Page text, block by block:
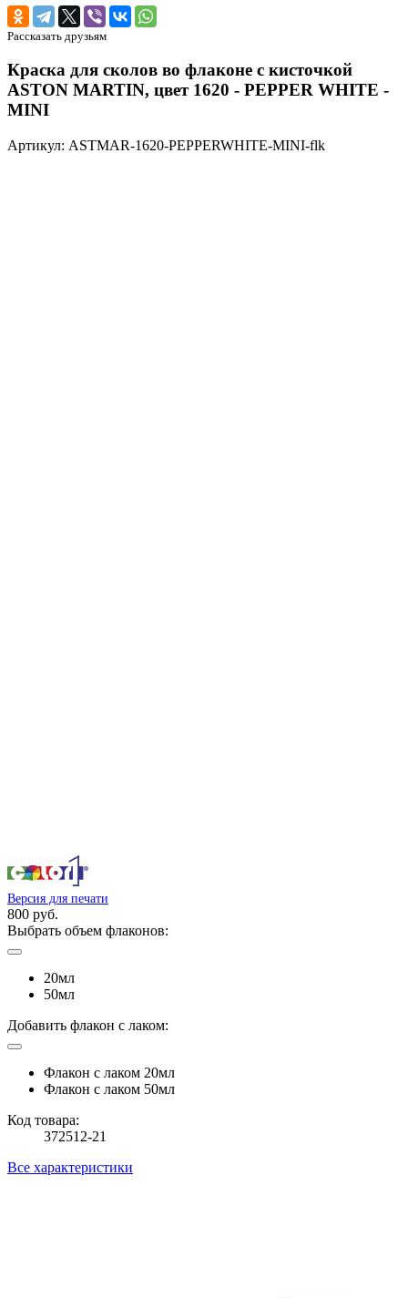
Рассказать друзьям
Краска для сколов во флаконе с кисточкой
ASTON MARTIN, цвет 1620 - PEPPER WHITE -
MINI
Артикул: ASTMAR-1620-PEPPERWHITE-MINI-flk
Версия для печати
800 руб.
Выбрать объем флаконов:
20мл
50мл
Добавить флакон с лаком:
Флакон с лаком 20мл
Флакон с лаком 50мл
Код товара:
372512-21
Все характеристики